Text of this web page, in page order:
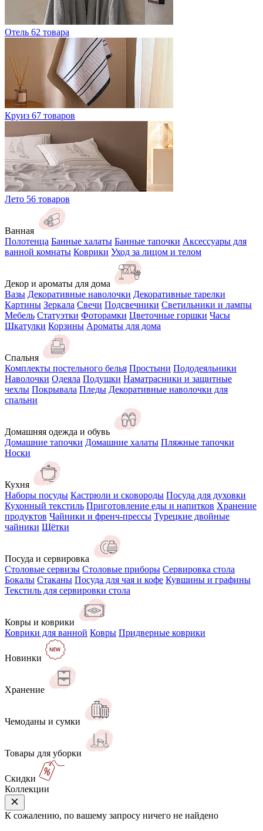
Отель 62 товара
Круиз 67 товаров
Лето 56 товаров
Ванная
Полотенца Банные халаты Банные тапочки Аксессуары для
ванной комнаты Коврики Уход за лицом и телом
Декор и ароматы для дома
Вазы Декоративные наволочки Декоративные тарелки
Картины Зеркала Свечи Подсвечники Светильники и лампы
Мебель Статуэтки Фоторамки Цветочные горшки Часы
Шкатулки Корзины Ароматы для дома
Спальня
Комплекты постельного белья Простыни Пододеяльники
Наволочки Одеяла Подушки Наматрасники и защитные
чехлы Покрывала Пледы Декоративные наволочки для
спальни
Домашняя одежда и обувь
Домашние тапочки Домашние халаты Пляжные тапочки
Носки
Кухня
Наборы посуды Кастрюли и сковороды Посуда для духовки
Кухонный текстиль Приготовление еды и напитков Хранение
продуктов Чайники и френч-прессы Турецкие двойные
чайники Щётки
Посуда и сервировка
Столовые сервизы Столовые приборы Сервировка стола
Бокалы Стаканы Посуда для чая и кофе Кувшины и графины
Текстиль для сервировки стола
Ковры и коврики
Коврики для ванной Ковры Придверные коврики
Новинки
Хранение
Чемоданы и сумки
Товары для уборки
Скидки
Коллекции
К сожалению, по вашему запросу ничего не найдено